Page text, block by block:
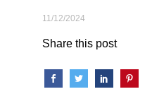
11/12/2024
Share this post